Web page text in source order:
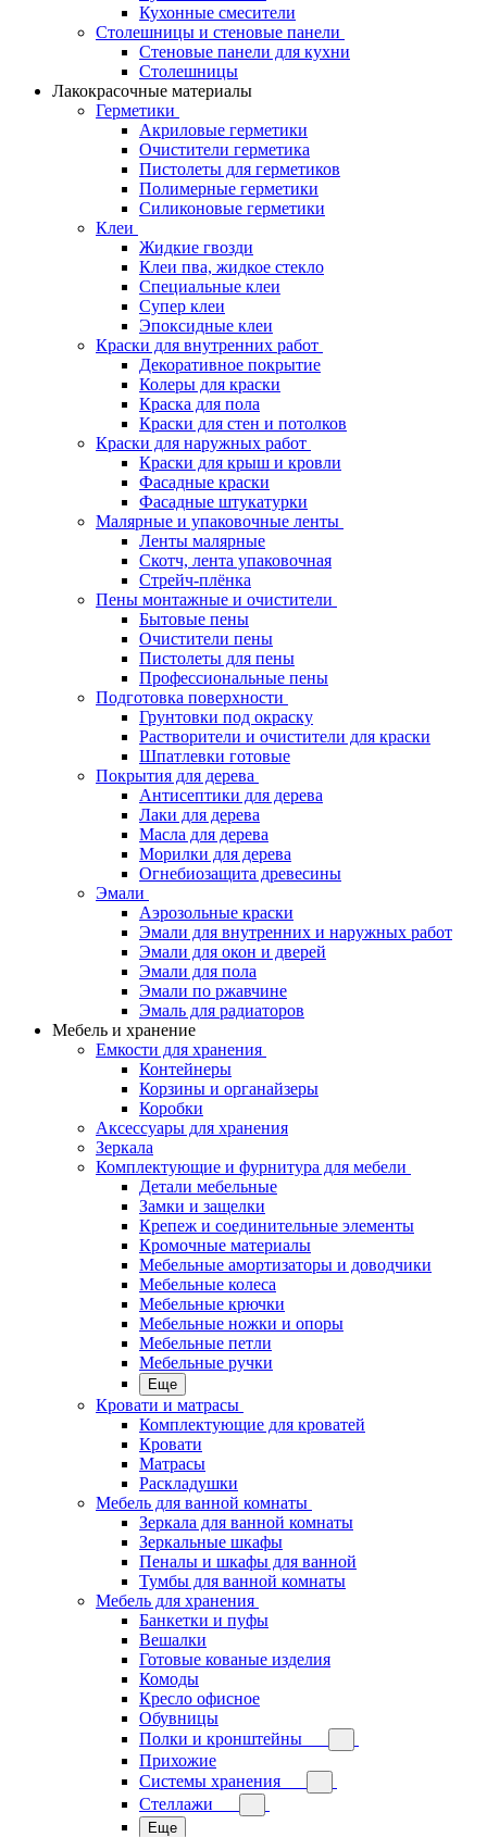
Кухонные смесители
Столешницы и стеновые панели
Стеновые панели для кухни
Столешницы
Лакокрасочные материалы
Герметики
Акриловые герметики
Очистители герметика
Пистолеты для герметиков
Полимерные герметики
Силиконовые герметики
Клеи
Жидкие гвозди
Клеи пва, жидкое стекло
Специальные клеи
Супер клеи
Эпоксидные клеи
Краски для внутренних работ
Декоративное покрытие
Колеры для краски
Краска для пола
Краски для стен и потолков
Краски для наружных работ
Краски для крыш и кровли
Фасадные краски
Фасадные штукатурки
Малярные и упаковочные ленты
Ленты малярные
Скотч, лента упаковочная
Стрейч-плёнка
Пены монтажные и очистители
Бытовые пены
Очистители пены
Пистолеты для пены
Профессиональные пены
Подготовка поверхности
Грунтовки под окраску
Растворители и очистители для краски
Шпатлевки готовые
Покрытия для дерева
Антисептики для дерева
Лаки для дерева
Масла для дерева
Морилки для дерева
Огнебиозащита древесины
Эмали
Аэрозольные краски
Эмали для внутренних и наружных работ
Эмали для окон и дверей
Эмали для пола
Эмали по ржавчине
Эмаль для радиаторов
Мебель и хранение
Емкости для хранения
Контейнеры
Корзины и органайзеры
Коробки
Аксессуары для хранения
Зеркала
Комплектующие и фурнитура для мебели
Детали мебельные
Замки и защелки
Крепеж и соединительные элементы
Кромочные материалы
Мебельные амортизаторы и доводчики
Мебельные колеса
Мебельные крючки
Мебельные ножки и опоры
Мебельные петли
Мебельные ручки
Еще
Кровати и матрасы
Комплектующие для кроватей
Кровати
Матрасы
Раскладушки
Мебель для ванной комнаты
Зеркала для ванной комнаты
Зеркальные шкафы
Пеналы и шкафы для ванной
Тумбы для ванной комнаты
Мебель для хранения
Банкетки и пуфы
Вешалки
Готовые кованые изделия
Комоды
Кресло офисное
Обувницы
Полки и кронштейны
Прихожие
Системы хранения
Стеллажи
Еще